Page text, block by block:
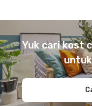
Yuk cari kost